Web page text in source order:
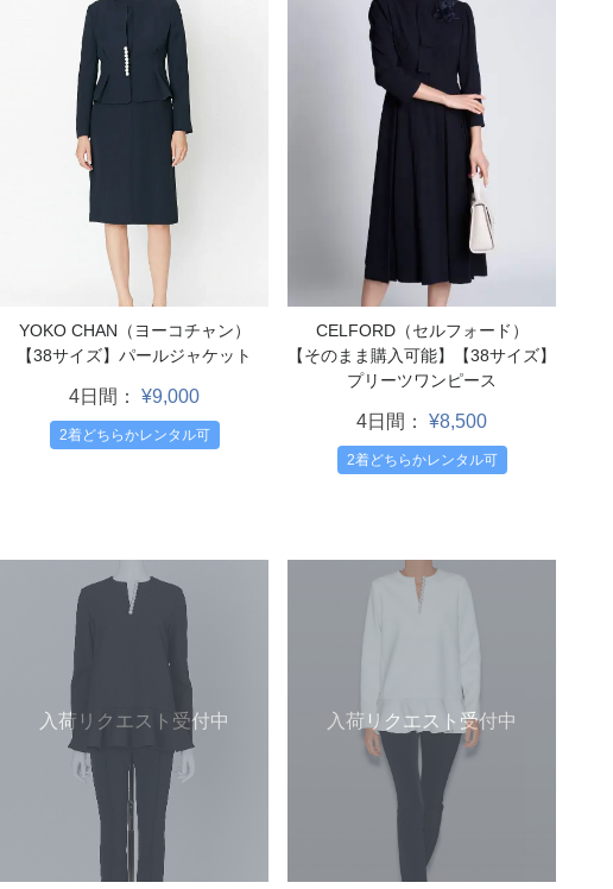
YOKO CHAN（ヨーコチャン）
【38サイズ】パールジャケット
4日間： ¥9,000
2着どちらかレンタル可
CELFORD（セルフォード）
【そのまま購入可能】【38サイズ】
プリーツワンピース
4日間： ¥8,500
2着どちらかレンタル可
入荷リクエスト受付中 入荷リクエスト受付中